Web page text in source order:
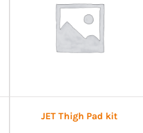
JET Thigh Pad kit